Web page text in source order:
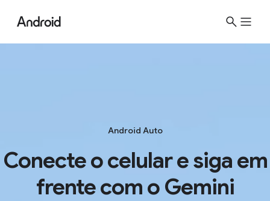
Android Auto
Conecte o celular e siga em
frente com o Gemini